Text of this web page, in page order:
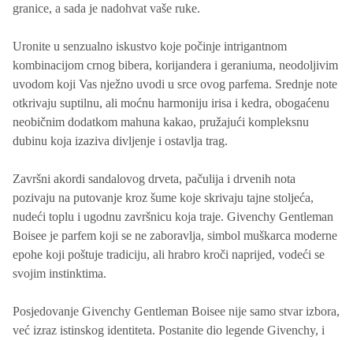
granice, a sada je nadohvat vaše ruke.
Uronite u senzualno iskustvo koje počinje intrigantnom
kombinacijom crnog bibera, korijandera i geraniuma, neodoljivim
uvodom koji Vas nježno uvodi u srce ovog parfema. Srednje note
otkrivaju suptilnu, ali moćnu harmoniju irisa i kedra, obogaćenu
neobičnim dodatkom mahuna kakao, pružajući kompleksnu
dubinu koja izaziva divljenje i ostavlja trag.
Završni akordi sandalovog drveta, pačulija i drvenih nota
pozivaju na putovanje kroz šume koje skrivaju tajne stoljeća,
nudeći toplu i ugodnu završnicu koja traje. Givenchy Gentleman
Boisee je parfem koji se ne zaboravlja, simbol muškarca moderne
epohe koji poštuje tradiciju, ali hrabro kroči naprijed, vodeći se
svojim instinktima.
Posjedovanje Givenchy Gentleman Boisee nije samo stvar izbora,
već izraz istinskog identiteta. Postanite dio legende Givenchy, i